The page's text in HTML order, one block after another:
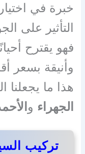
خبرة في
التأثير على
فهو يقترح
وأنيقة بسعر
هذا ما يجعلنا
الجهراء و
تركيب